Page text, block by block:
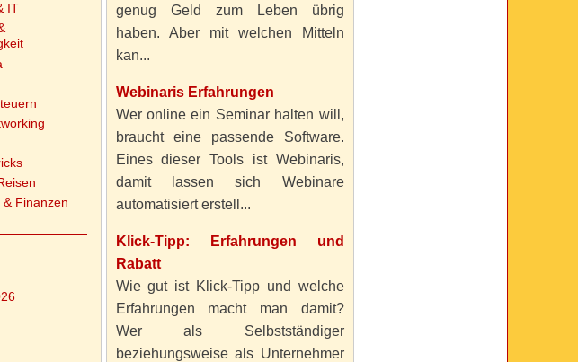
genug Geld zum Leben übrig
haben. Aber mit welchen Mitteln
kan...
Webinaris Erfahrungen
Wer online ein Seminar halten will,
braucht eine passende Software.
Eines dieser Tools ist Webinaris,
damit lassen sich Webinare
automatisiert erstell...
Klick-Tipp: Erfahrungen und
Rabatt
Wie gut ist Klick-Tipp und welche
Erfahrungen macht man damit?
Wer als Selbstständiger
beziehungsweise als Unternehmer
IT
Finanzen